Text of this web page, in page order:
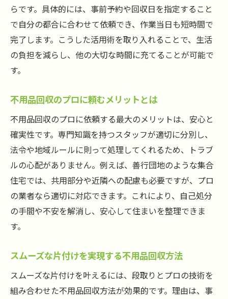
らです。具体的には、事前予約や回収日を指定すること
で自分の都合に合わせて依頼でき、作業当日も短時間で
完了します。こうした活用術を取り入れることで、生活
の負担を減らし、他の大切な時間に充てることが可能で
す。
不用品回収のプロに頼むメリットとは
不用品回収のプロに依頼する最大のメリットは、安心と
確実性です。専門知識を持つスタッフが適切に分別し、
法令や地域ルールに則って処理してくれるため、トラブ
ルの心配がありません。例えば、善行団地のような集合
住宅では、共用部分や近隣への配慮も必要ですが、プロ
の業者なら適切に対応できます。これにより、自己処分
の手間や不安を解消し、安心して住まいを整理できま
す。
スムーズな片付けを実現する不用品回収方法
スムーズな片付けを叶えるには、段取りとプロの技術を
組み合わせた不用品回収方法が効果的です。理由は、事